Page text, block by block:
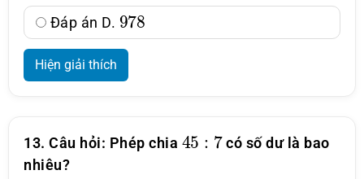
Đáp án D.
978
Hiện giải thích
13. Câu hỏi: Phép chia
45 7
có số dư là bao
nhiêu?